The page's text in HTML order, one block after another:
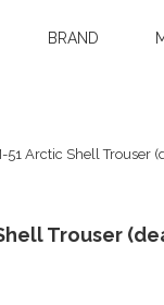
BRAND
51 Arctic Shell Trouser
Trouser